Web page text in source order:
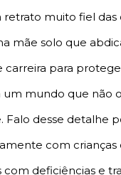
muito fiel das
mãe solo que
carreira para
um mundo que não o
Falo desse detalhe
com crianças
com deficiências e